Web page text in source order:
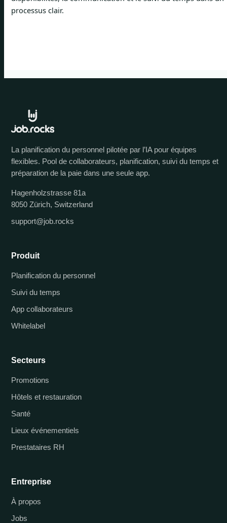
processus clair.
La planification du personnel pilotée par l’IA pour équipes
flexibles. Pool de collaborateurs, planification, suivi du temps et
préparation de la paie dans une seule app.
Hagenholzstrasse 81a
8050 Zürich, Switzerland
support@job.rocks
Produit
Planification du personnel
Suivi du temps
App collaborateurs
Whitelabel
Secteurs
Promotions
Hôtels et restauration
Santé
Lieux événementiels
Prestataires RH
Entreprise
À propos
Jobs